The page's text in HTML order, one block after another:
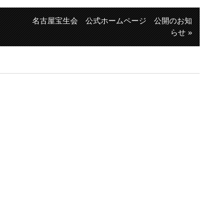
名古屋宝生会 公式ホームページ 公開のお知
らせ »